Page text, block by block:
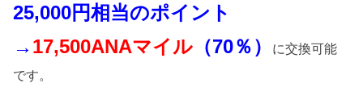
25,000円相当のポイント
→ 17,500ANAマイル （70％）
に交換可能
です。